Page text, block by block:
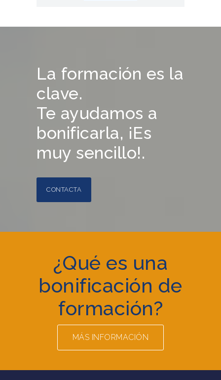
La formación es la
clave.
Te ayudamos a
bonificarla, ¡Es
muy sencillo!.
CONTACTA
¿Qué es una
bonificación de
formación?
MÁS INFORMACIÓN